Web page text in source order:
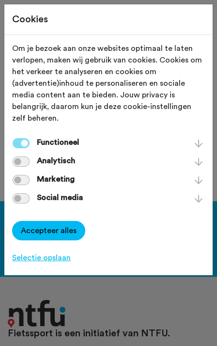
94,0 KM Haaksbergen, Geukerdijk 107 (Overijssel)
Clubrit Hennie Kuiper
museum 94 km
Haal meer uit Fietssport en ga
voor het PLUS account.
Bekijk de voordelen
Fietssport is een initiatief van NTFU.
Cookies
Om je bezoek aan onze websites optimaal te laten
verlopen, maken wij gebruik van cookies. Cookies om
het verkeer te analyseren en cookies om
(advertentie)inhoud te personaliseren en sociale
media content aan te bieden. Jouw privacy is
belangrijk, daarom kun je deze cookie-instellingen
zelf beheren.
Functioneel
Analytisch
Marketing
Social media
Accepteer alles
Selectie opslaan